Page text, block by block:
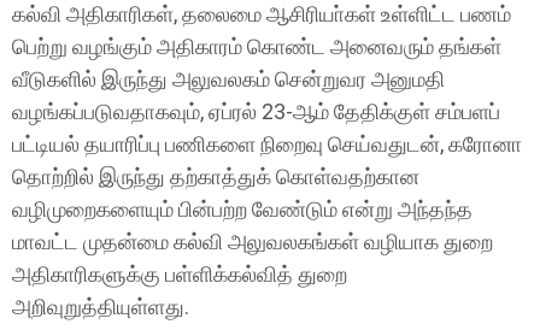
கல்வி அதிகாரிகள், தலைமை ஆசிரியா்கள் உள்ளிட்ட பணம்
பெற்று வழங்கும் அதிகாரம் கொண்ட அனைவரும் தங்கள்
வீடுகளில் இருந்து அலுவலகம் சென்றுவர அனுமதி
வழங்கப்படுவதாகவும், ஏப்ரல் 23-ஆம் தேதிக்குள் சம்பளப்
பட்டியல் தயாரிப்பு பணிகளை நிறைவு செய்வதுடன், கரோனா
தொற்றில் இருந்து தற்காத்துக் கொள்வதற்கான
வழிமுறைகளையும் பின்பற்ற வேண்டும் என்று அந்தந்த
மாவட்ட முதன்மை கல்வி அலுவலகங்கள் வழியாக துறை
அதிகாரிகளுக்கு பள்ளிக்கல்வித் துறை
அறிவுறுத்தியுள்ளது.